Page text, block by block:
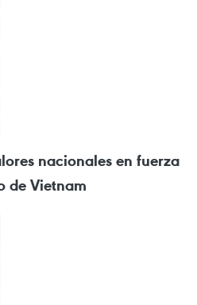
nacionales en fuerza
de Vietnam